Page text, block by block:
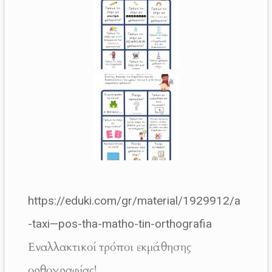
https://eduki.com/gr/material/1929912/a
-taxi—pos-tha-matho-tin-orthografia
Εναλλακτικοί τρόποι εκμάθησης